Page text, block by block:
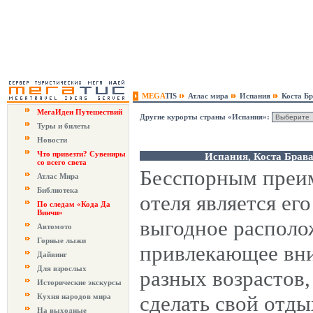
MEGATIS Атлас мира Испания
Коста
МегаИдеи Путешествий
Туры и билеты
Новости
Что привезти? Сувениры
со всего света
Атлас Мира
Библиотека
По следам «Кода Да
Винчи»
Автомото
Горные лыжи
Дайвинг
Для взрослых
Исторические экскурсы
Кухня народов мира
На выходные
Другие курорты страны «Испания»:
Испания, Коста
Бесспорным
отеля является
выгодное
привлекающее
разных
сделать свой